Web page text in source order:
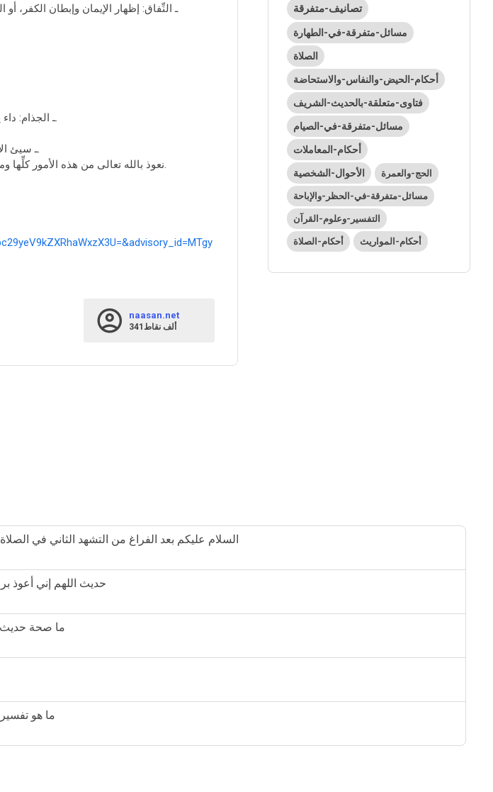
21ـ الجذام: داء يصيب الجلد والأعصاب وقد تتساقط منه الأطراف.
23ـ سيئ الأسقام: جميع أنواع المرض التي تسيء صحة العبد.
نعوذ بالله تعالى من هذه الأمور كلِّها ومن كلِّ أمر سيئ لا نعلمه. آمين. هذا، والله تعالى أعلم.
naasan.net
341ألفنقاط
تصانيف-متفرقة
مسائل-متفرقة-في-الطهارة
الصلاة
أحكام-الحيض-والنفاس-والاستحاضة
فتاوى-متعلقة-بالحديث-الشريف
مسائل-متفرقة-في-الصيام
أحكام-المعاملات
الأحوال-الشخصية الحج-والعمرة
مسائل-متفرقة-في-الحظر-والإباحة
التفسير-وعلوم-القرآن
أحكام-الصلاة أحكام-المواريث
18901 - السلام عليكم بعد الفراغ من التشهد الثاني في
33888 - حديث اللهم
45484 - ما
33457 - ما